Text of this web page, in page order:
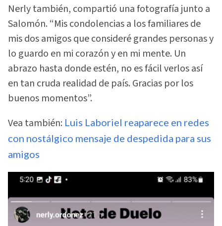
Nerly también, compartió una fotografía junto a
Salomón. “Mis condolencias a los familiares de
mis dos amigos que consideré grandes personas y
lo guardo en mi corazón y en mi mente. Un
abrazo hasta donde estén, no es fácil verlos así
en tan cruda realidad de país. Gracias por los
buenos momentos”.
Vea también: Luis Laboriel reaparece en redes
con nostálgico mensaje de despedida para sus
amigos